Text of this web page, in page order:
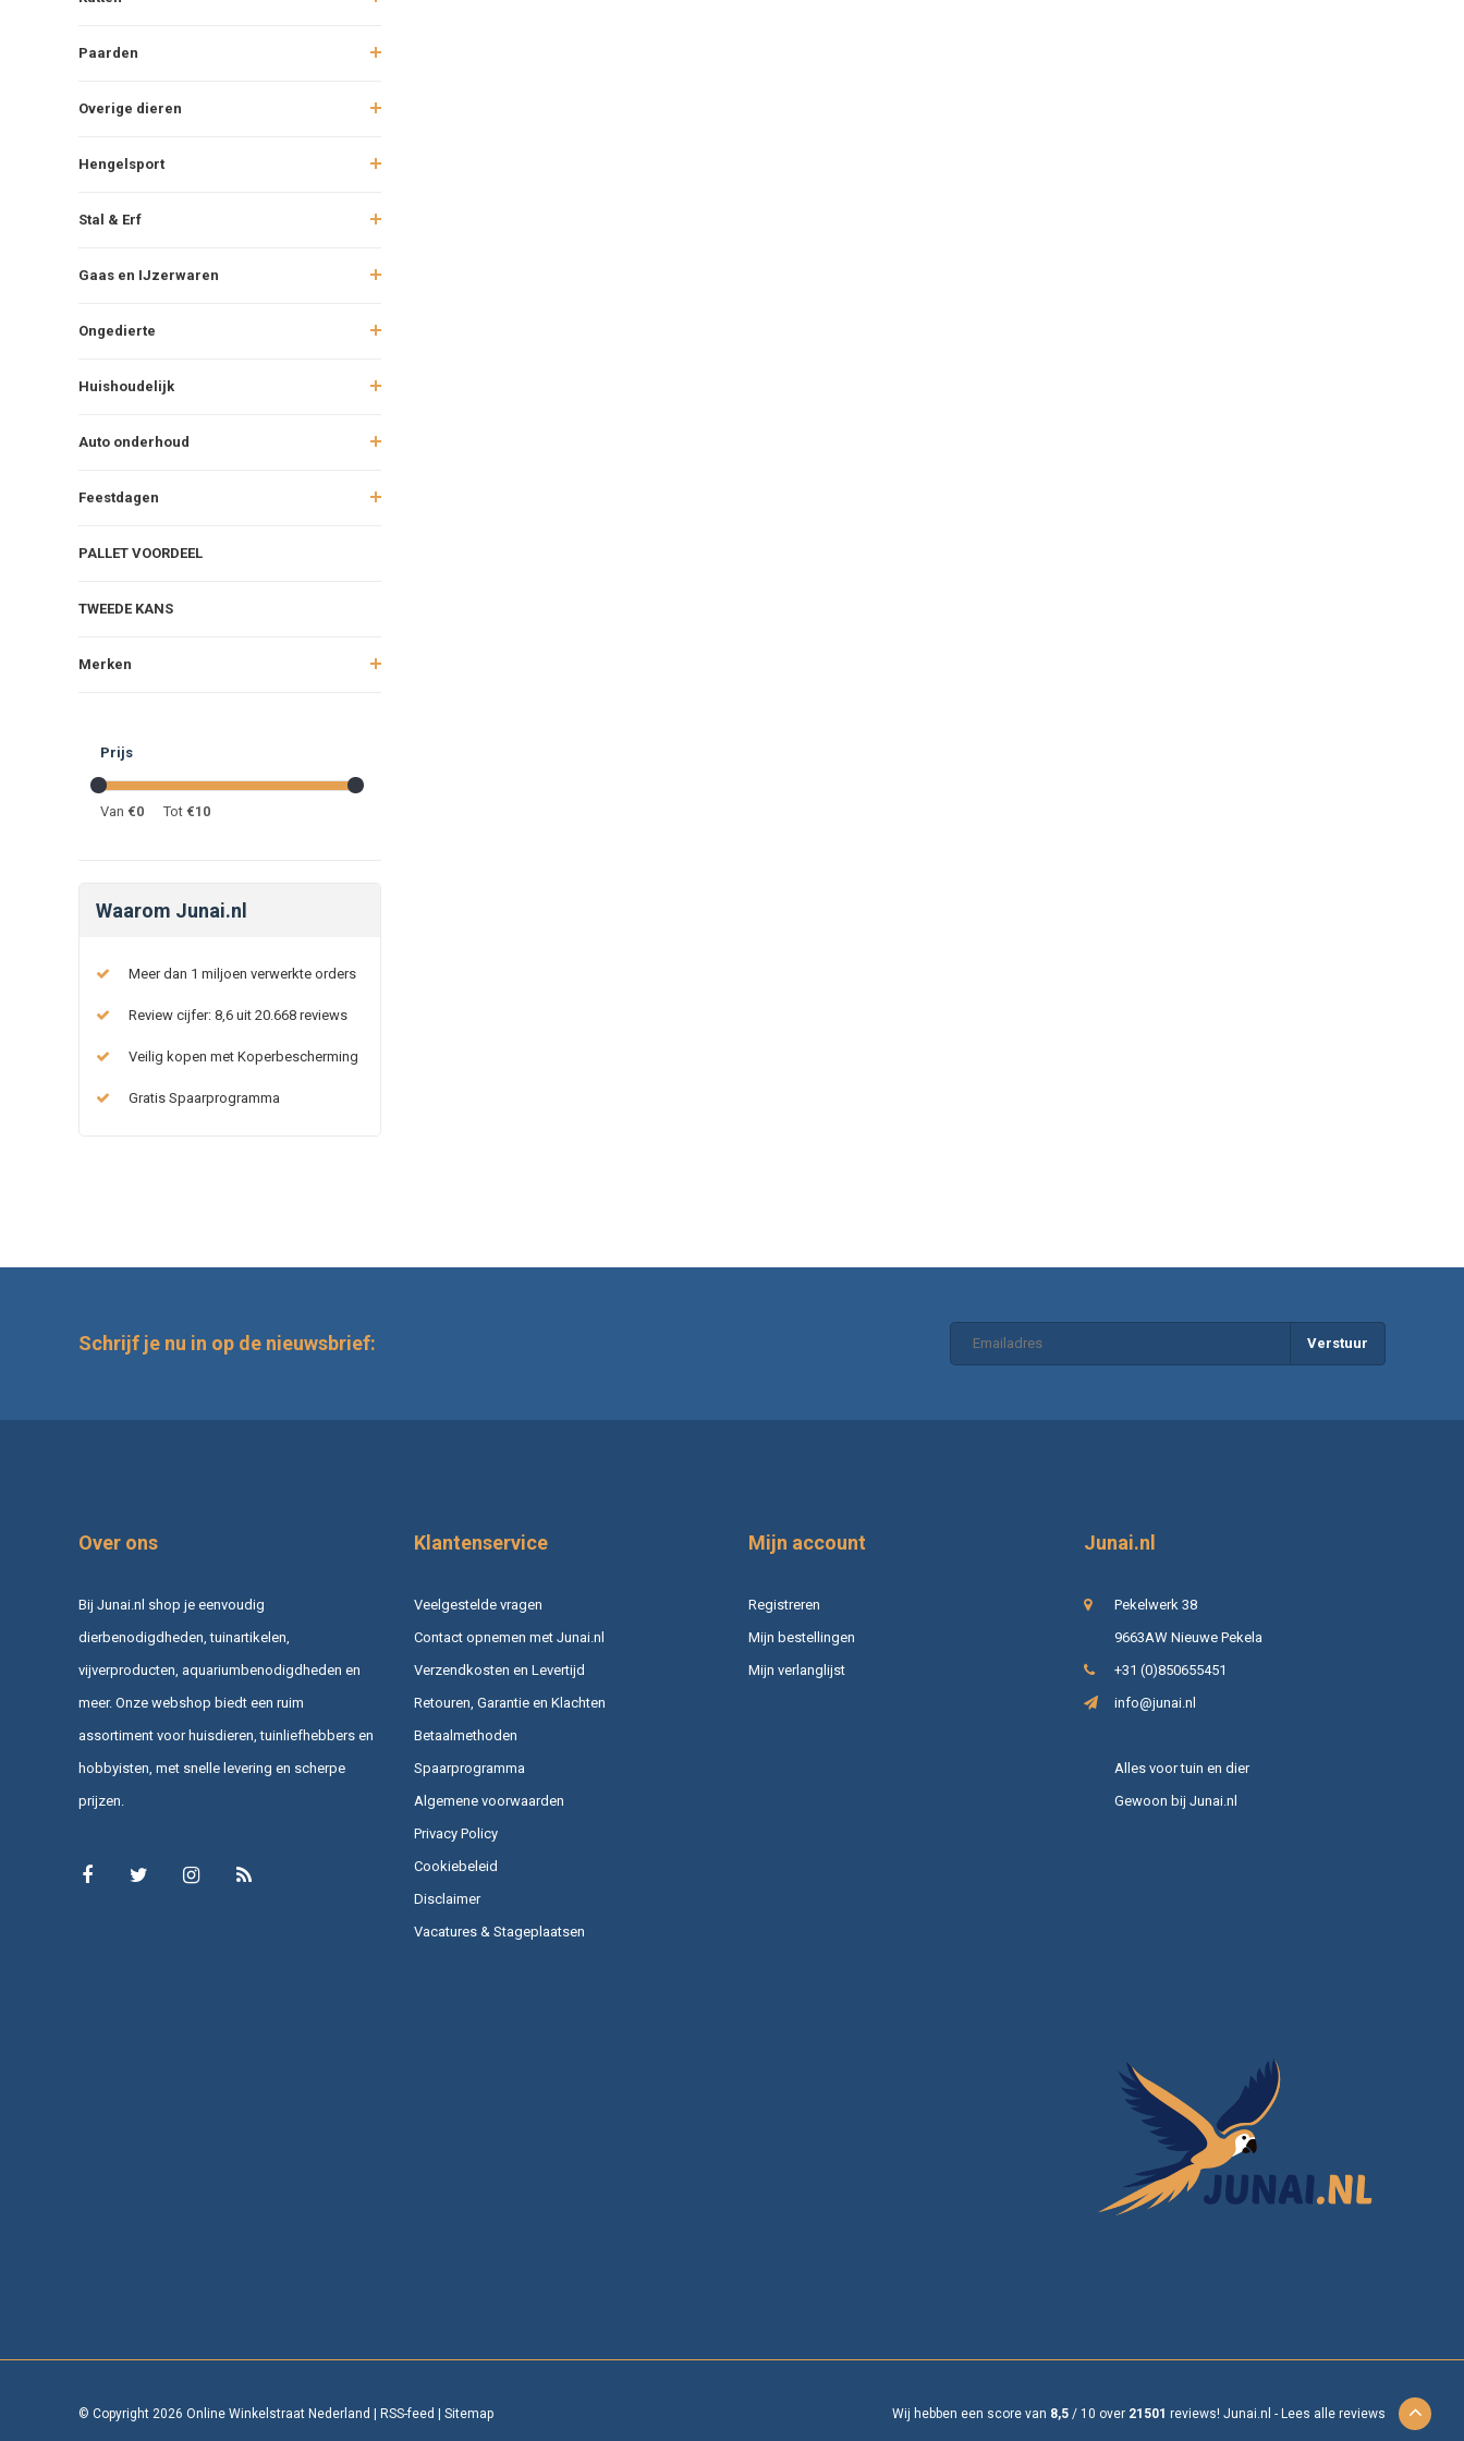
Paarden
Overige dieren
Hengelsport
Stal & Erf
Gaas en IJzerwaren
Ongedierte
Huishoudelijk
Auto onderhoud
Feestdagen
PALLET VOORDEEL
TWEEDE KANS
Merken
Prijs
Van €0 Tot €10
Waarom Junai.nl
Meer dan 1 miljoen verwerkte orders
Review cijfer: 8,6 uit 20.668 reviews
Veilig kopen met Koperbescherming
Gratis Spaarprogramma
Schrijf je nu in op de nieuwsbrief: Verstuur
Over ons
Bij Junai.nl shop je eenvoudig
dierbenodigdheden, tuinartikelen,
vijverproducten, aquariumbenodigdheden en
meer. Onze webshop biedt een ruim
assortiment voor huisdieren, tuinliefhebbers en
hobbyisten, met snelle levering en scherpe
prijzen.
Klantenservice
Veelgestelde vragen
Contact opnemen met Junai.nl
Verzendkosten en Levertijd
Retouren, Garantie en Klachten
Betaalmethoden
Spaarprogramma
Algemene voorwaarden
Privacy Policy
Cookiebeleid
Disclaimer
Vacatures & Stageplaatsen
Mijn account
Registreren
Mijn bestellingen
Mijn verlanglijst
Junai.nl
Pekelwerk 38
9663AW Nieuwe Pekela
+31 (0)850655451
info@junai.nl
Alles voor tuin en dier
Gewoon bij Junai.nl
© Copyright 2026 Online Winkelstraat Nederland | RSS-feed | Sitemap Wij hebben een score van 8,5 / 10 over 21501 reviews! Junai.nl - Lees alle reviews